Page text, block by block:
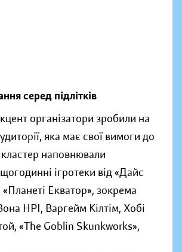
серед підлітків
організатори зробили на
яка має свої вимоги до
наповнювали
ігротеки від «Дайс
Екватор», зокрема
НРІ, Варгейм Кілтім, Хобі
«The Goblin Skunkworks»,